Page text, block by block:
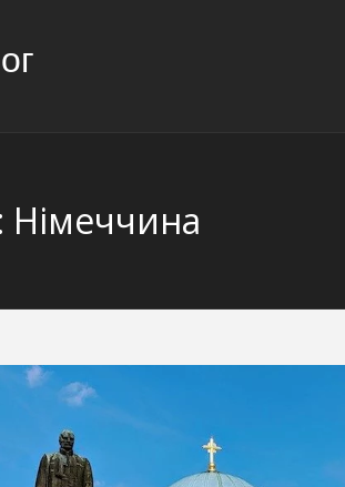
Німеччина